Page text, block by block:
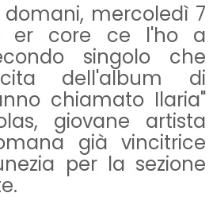
domani, mercoledì 7
er core ce l'ho a
singolo che
dell'album di
chiamato Ilaria"
giovane artista
già vincitrice
per la sezione